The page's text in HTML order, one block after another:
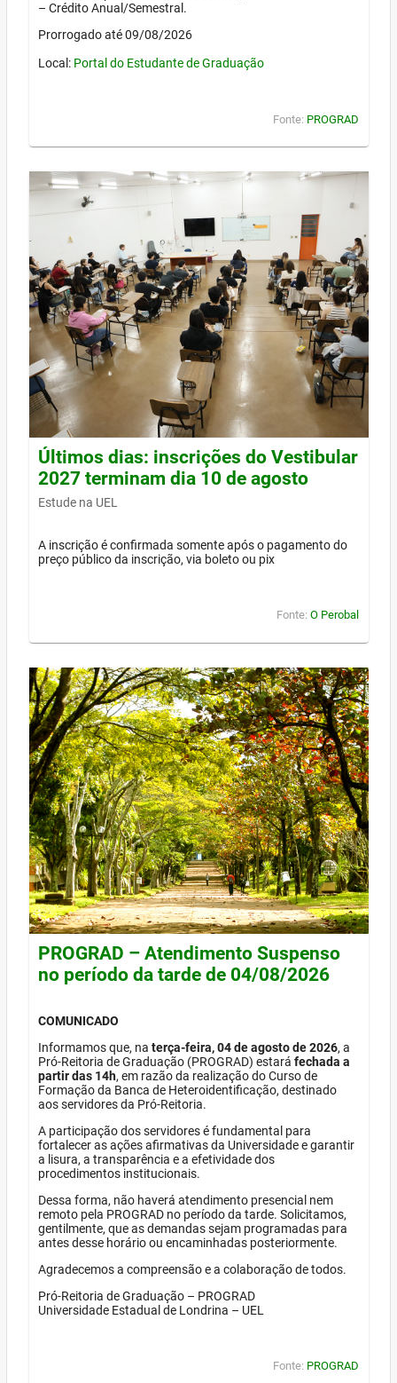
– Crédito Anual/Semestral.
Prorrogado até 09/08/2026
Local: Portal do Estudante de Graduação
Fonte: PROGRAD
Últimos dias: inscrições do Vestibular
2027 terminam dia 10 de agosto
Estude na UEL
A inscrição é confirmada somente após o pagamento do
preço público da inscrição, via boleto ou pix
Fonte: O Perobal
PROGRAD – Atendimento Suspenso
no período da tarde de 04/08/2026
COMUNICADO
Informamos que, na terça-feira, 04 de agosto de 2026, a
Pró-Reitoria de Graduação (PROGRAD) estará fechada a
partir das 14h, em razão da realização do Curso de
Formação da Banca de Heteroidentificação, destinado
aos servidores da Pró-Reitoria.
A participação dos servidores é fundamental para
fortalecer as ações afirmativas da Universidade e garantir
a lisura, a transparência e a efetividade dos
procedimentos institucionais.
Dessa forma, não haverá atendimento presencial nem
remoto pela PROGRAD no período da tarde. Solicitamos,
gentilmente, que as demandas sejam programadas para
antes desse horário ou encaminhadas posteriormente.
Agradecemos a compreensão e a colaboração de todos.
Pró-Reitoria de Graduação – PROGRAD
Universidade Estadual de Londrina – UEL
Fonte: PROGRAD